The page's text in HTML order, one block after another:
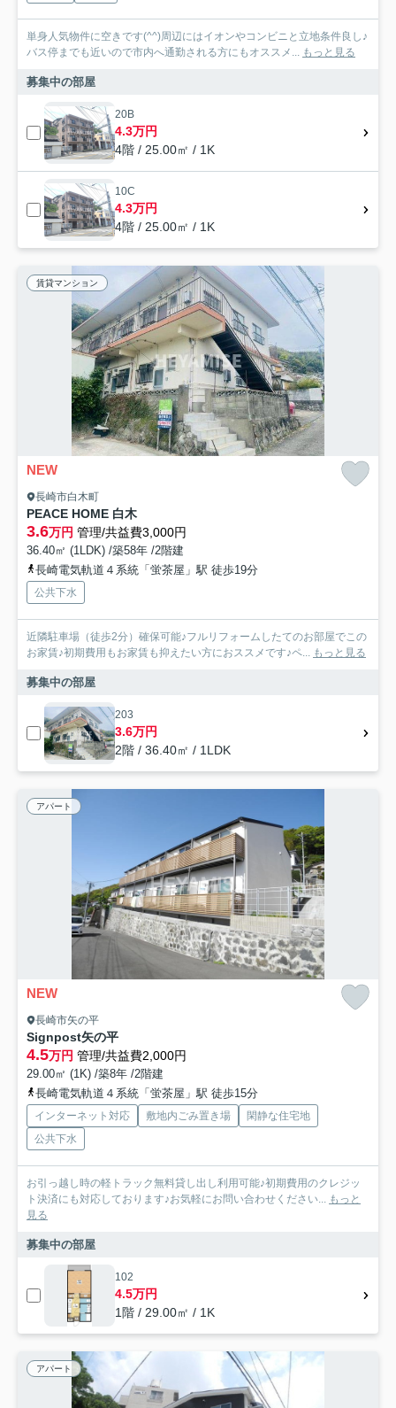
単身人気物件に空きです(^^)周辺にはイオンやコンビニと立地条件良し♪
バス停までも近いので市内へ通勤される方にもオススメ... もっと見る
募集中の部屋
20B
4.3万円
4階 / 25.00㎡ / 1K
10C
4.3万円
4階 / 25.00㎡ / 1K
賃貸マンション
NEW
長崎市白木町
PEACE HOME 白木
3.6万円 管理/共益費3,000円
36.40㎡ (1LDK) /築58年 /2階建
長崎電気軌道４系統「蛍茶屋」駅 徒歩19分
公共下水
近隣駐車場（徒歩2分）確保可能♪フルリフォームしたてのお部屋でこの
お家賃♪初期費用もお家賃も抑えたい方におススメです♪ペ... もっと見る
募集中の部屋
203
3.6万円
2階 / 36.40㎡ / 1LDK
アパート
NEW
長崎市矢の平
Signpost矢の平
4.5万円 管理/共益費2,000円
29.00㎡ (1K) /築8年 /2階建
長崎電気軌道４系統「蛍茶屋」駅 徒歩15分
インターネット対応 敷地内ごみ置き場
閑静な住宅地
公共下水
お引っ越し時の軽トラック無料貸し出し利用可能♪初期費用のクレジッ
ト決済にも対応しております♪お気軽にお問い合わせください... もっと
見る
募集中の部屋
102
4.5万円
1階 / 29.00㎡ / 1K
アパート